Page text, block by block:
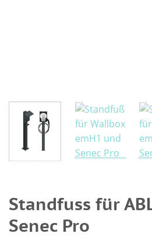
Standfuss für
Senec Pro